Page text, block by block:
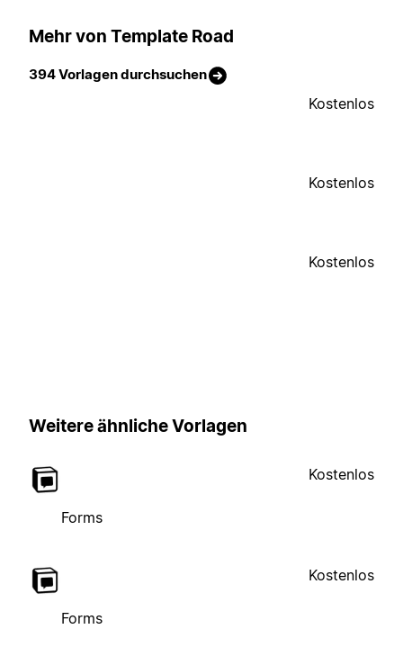
Mehr von Template Road
394 Vorlagen durchsuchen
Kostenlos
Kostenlos
Kostenlos
Weitere ähnliche Vorlagen
Forms
Kostenlos
Forms
Kostenlos